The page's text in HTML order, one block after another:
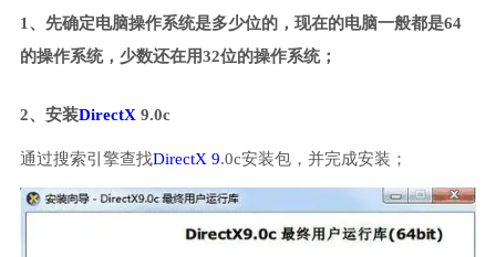
1、先确定电脑操作系统是多少位的，现在的电脑一般都是64
的操作系统，少数还在用32位的操作系统；
2、安装DirectX 9.0c
通过搜索引擎查找DirectX 9.0c安装包，并完成安装；